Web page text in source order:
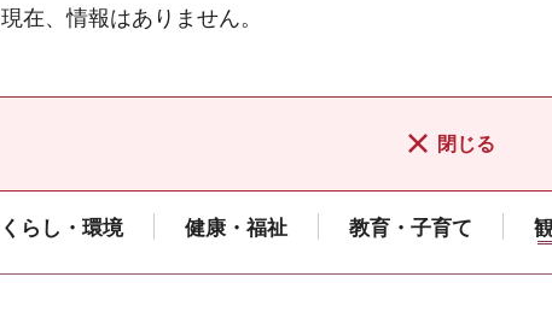
現在、情報はありません。
閉じる
くらし・環境 健康・福祉 教育・子育て